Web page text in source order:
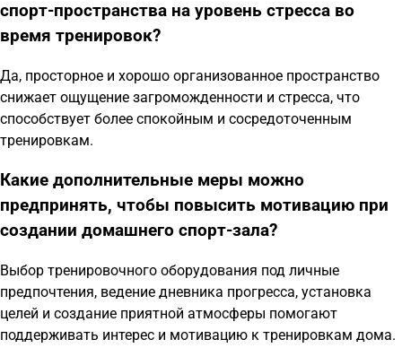
спорт-пространства на уровень стресса во
время тренировок?
Да, просторное и хорошо организованное пространство
снижает ощущение загроможденности и стресса, что
способствует более спокойным и сосредоточенным
тренировкам.
Какие дополнительные меры можно
предпринять, чтобы повысить мотивацию при
создании домашнего спорт-зала?
Выбор тренировочного оборудования под личные
предпочтения, ведение дневника прогресса, установка
целей и создание приятной атмосферы помогают
поддерживать интерес и мотивацию к тренировкам дома.